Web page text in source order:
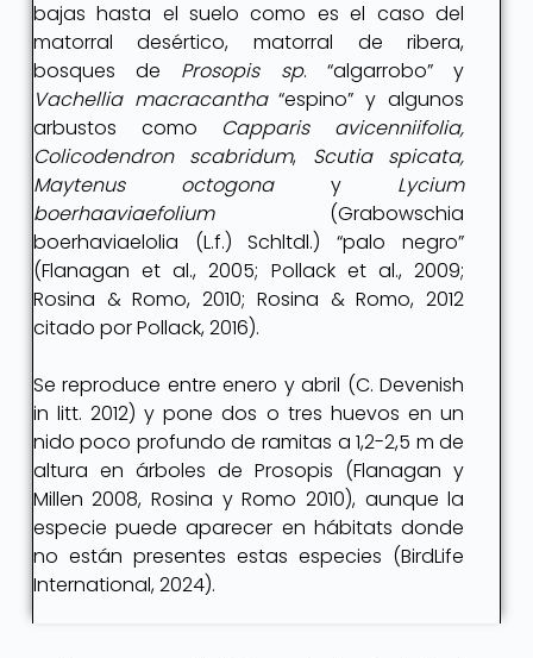
bajas hasta el suelo como es el caso del
matorral desértico, matorral de ribera,
bosques de Prosopis sp. “algarrobo” y
Vachellia macracantha“espino” y algunos
arbustos como Capparis avicenniifolia,
Colicodendron scabridum, Scutia spicata,
Maytenus octogona yLycium
boerhaaviaefolium(Grabowschia
boerhaviaelolia (L.f.) Schltdl.) “palo negro”
(Flanagan et al., 2005; Pollack et al., 2009;
Rosina & Romo, 2010; Rosina & Romo, 2012
citado por Pollack, 2016).
Se reproduce entre enero y abril (C. Devenish
in litt. 2012) y pone dos o tres huevos en un
nido poco profundo de ramitas a 1,2-2,5 m de
altura en árboles de Prosopis (Flanagan y
Millen 2008, Rosina y Romo 2010), aunque la
especie puede aparecer en hábitats donde
no están presentes estas especies (BirdLife
International, 2024).